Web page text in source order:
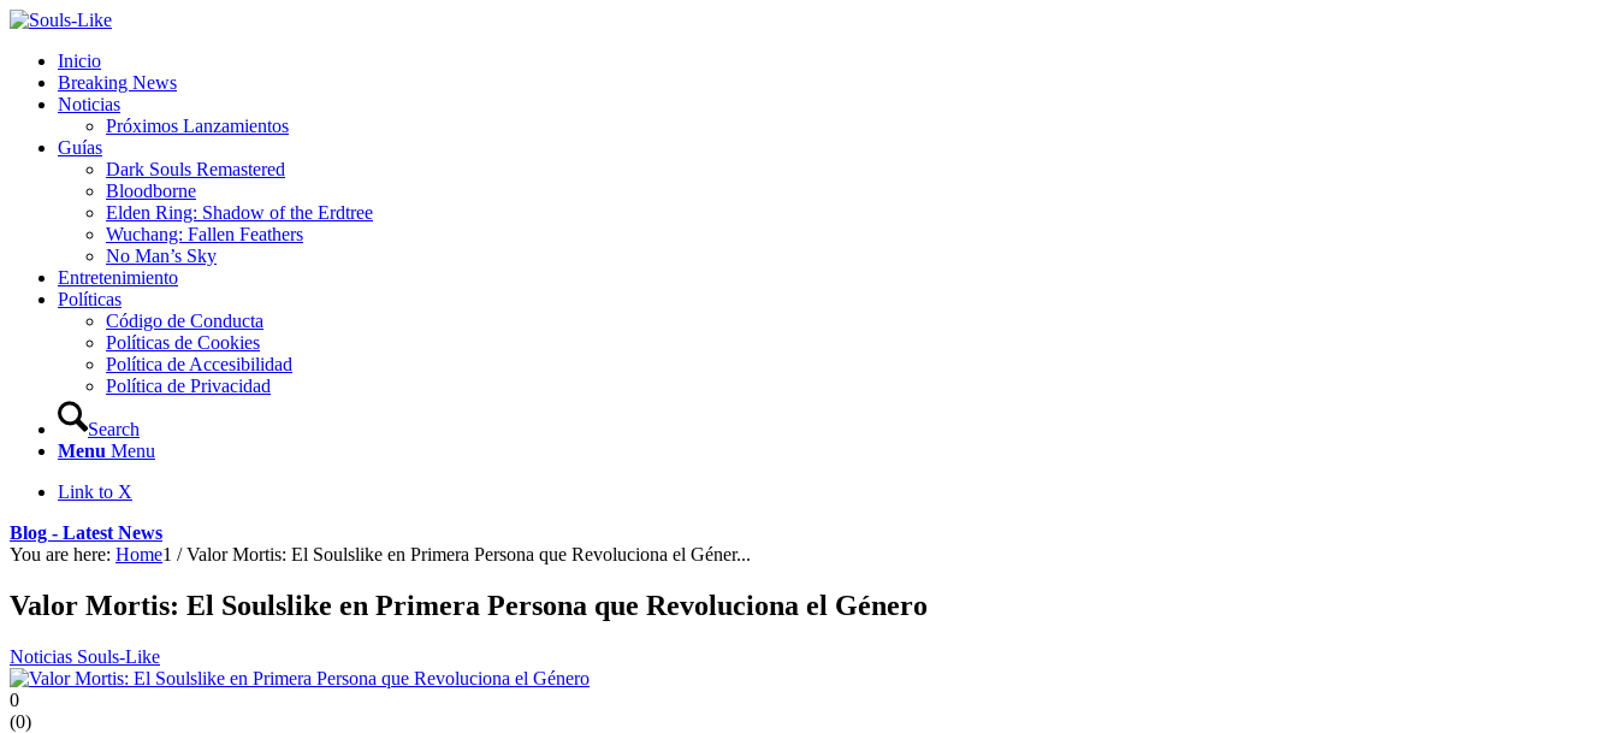
Inicio
Breaking News
Noticias
Próximos Lanzamientos
Guías
Dark Souls Remastered
Bloodborne
Elden Ring: Shadow of the Erdtree
Wuchang: Fallen Feathers
No Man’s Sky
Entretenimiento
Políticas
Código de Conducta
Políticas de Cookies
Política de Accesibilidad
Política de Privacidad
Search
Menu Menu
Link to X
Blog - Latest News
You are here: Home1 / Valor Mortis: El Soulslike en Primera Persona que Revoluciona el Géner...
Valor Mortis: El Soulslike en Primera Persona que Revoluciona el Género
Noticias Souls-Like
0
(0)